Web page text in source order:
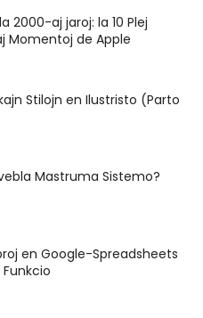
2000-aj jaroj: la 10 Plej
Momentoj de Apple
Stilojn en Ilustristo (Parto
Mastruma Sistemo?
en Google-Spreadsheets